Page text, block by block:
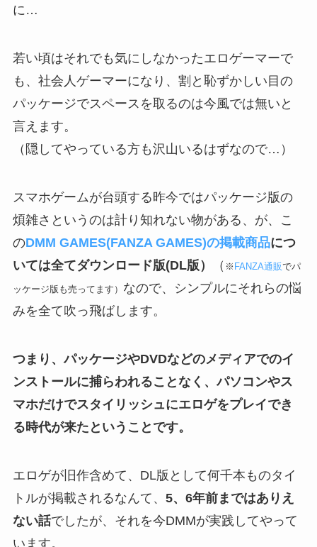
に…
若い頃はそれでも気にしなかったエロゲーマーで
も、社会人ゲーマーになり、割と恥ずかしい目の
パッケージでスペースを取るのは今風では無いと
言えます。
（隠してやっている方も沢山いるはずなので…）
スマホゲームが台頭する昨今ではパッケージ版の
煩雑さというのは計り知れない物がある、が、こ
のDMM GAMES(FANZA GAMES)の掲載商品につ
いては全てダウンロード版(DL版）
（ ※ FANZA通販でパ
ッケージ版も売ってます） なので、シンプルにそれらの悩
みを全て吹っ飛ばします。
つまり、パッケージやDVDなどのメディアでのイ
ンストールに捕らわれることなく、パソコンやス
マホだけでスタイリッシュにエロゲをプレイでき
る時代が来たということです。
エロゲが旧作含めて、DL版として何千本ものタイ
トルが掲載されるなんて、 5、6年前まではありえ
ない話でしたが、それを今DMMが実践してやって
います。